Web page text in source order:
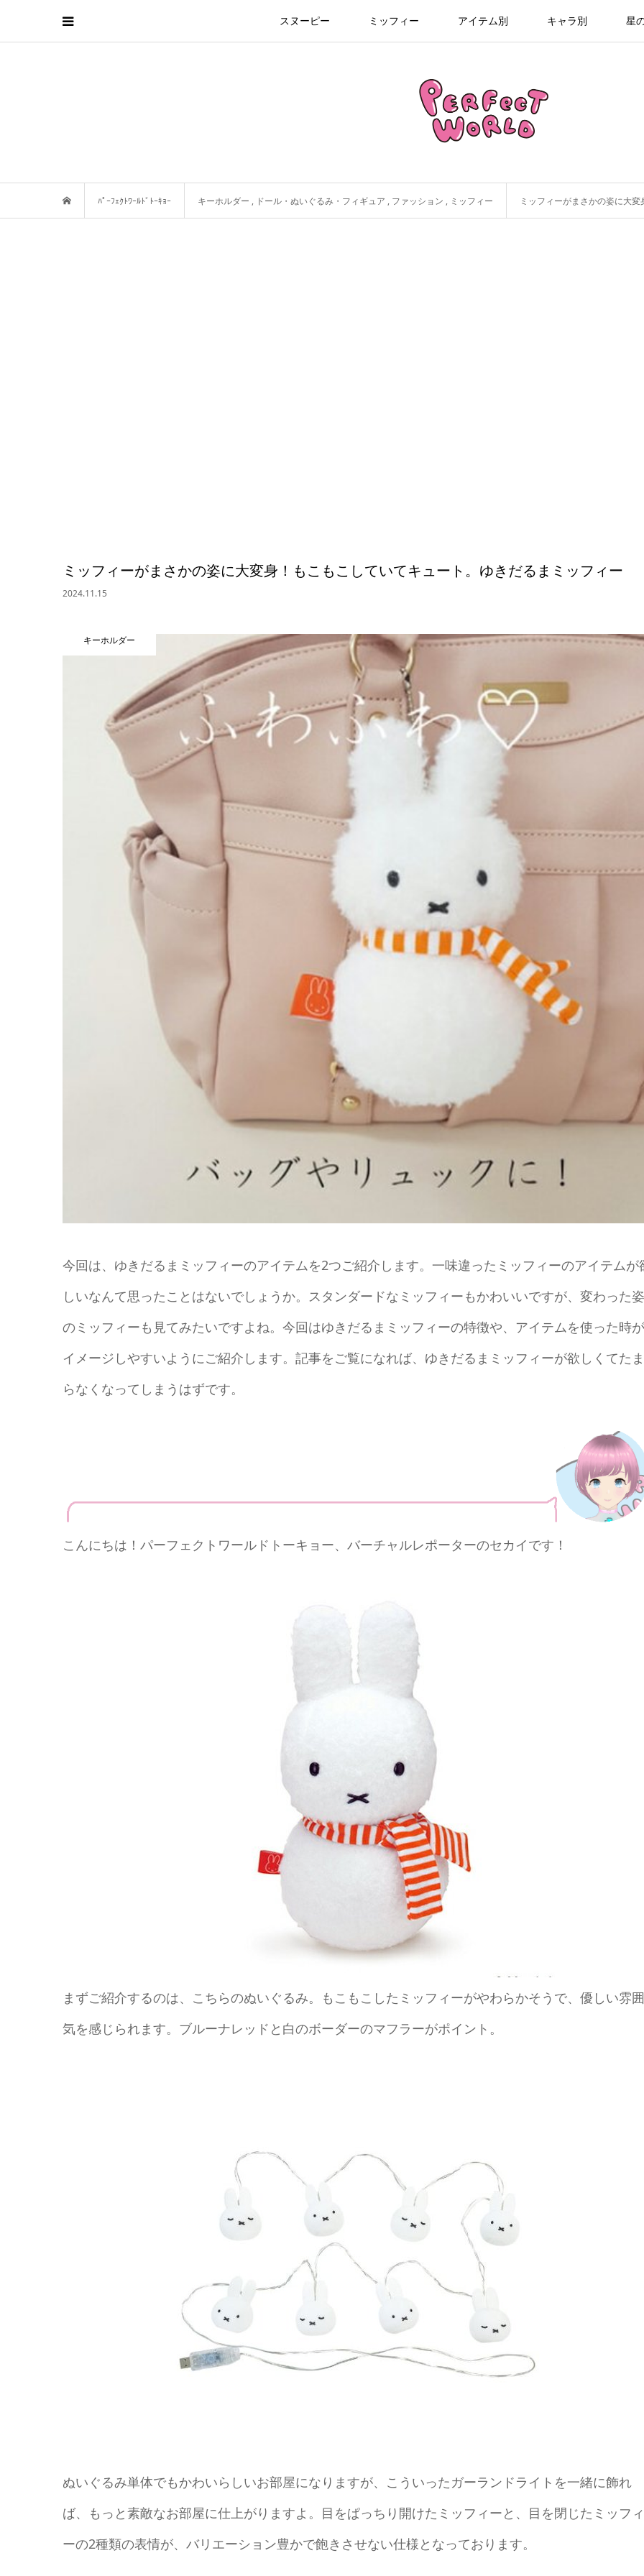
スヌーピー ミッフィー アイテム別 キャラ別 星
ﾊﾟｰﾌｪｸﾄﾜｰﾙﾄﾞﾄｰｷｮｰ キーホルダー , ドール・ぬいぐるみ・フィギュア , ファッション , ミッフィー ミッフィーがまさかの姿に大
ミッフィーがまさかの姿に大変身！もこもこしていてキュート。ゆきだるまミッフィー
2024.11.15
キーホルダー
今回は、ゆきだるまミッフィーのアイテムを2つご紹介します。一味違ったミッフィーのアイテムが
しいなんて思ったことはないでしょうか。スタンダードなミッフィーもかわいいですが、変わった姿
のミッフィーも見てみたいですよね。今回はゆきだるまミッフィーの特徴や、アイテムを使った時が
イメージしやすいようにご紹介します。記事をご覧になれば、ゆきだるまミッフィーが欲しくてたま
らなくなってしまうはずです。
こんにちは！パーフェクトワールドトーキョー、バーチャルレポーターのセカイです！
まずご紹介するのは、こちらのぬいぐるみ。もこもこしたミッフィーがやわらかそうで、優しい雰囲
気を感じられます。ブルーナレッドと白のボーダーのマフラーがポイント。
ぬいぐるみ単体でもかわいらしいお部屋になりますが、こういったガーランドライトを一緒に飾れ
ば、もっと素敵なお部屋に仕上がりますよ。目をぱっちり開けたミッフィーと、目を閉じたミッフィ
ーの2種類の表情が、バリエーション豊かで飽きさせない仕様となっております。